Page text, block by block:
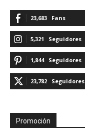
23,683 Fans
5,321 Seguidores
1,844 Seguidores
23,782 Seguidores
Promoción